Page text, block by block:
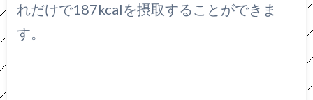
れだけで187kcalを摂取することができま
す。